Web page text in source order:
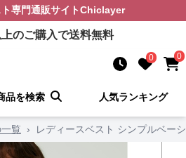
専門通販サイトChiclayer
のご購入で送料無料
0 0
品を検索 人気ランキング
覧 › レディースベスト シンプルベー